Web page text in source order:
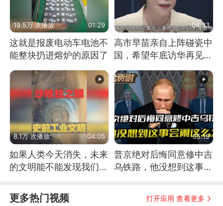
19.5万 次播放 01:29
这就是报废电动车电池不
能整块扔进熔炉的原因了
04:33
高市早苗亲自上阵碰瓷中
国，希望年底访华再见中
8.1万 次播放 04:05
如果人类今天消失，未来
的文明能不能发现我们存
05:19
普京绝对后悔同意修中吉
乌铁路，他没想到这事会
更多热门视频 打开应用 查看更多